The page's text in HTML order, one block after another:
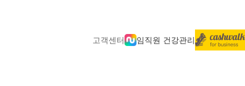
고객센터 임직원 건강관리